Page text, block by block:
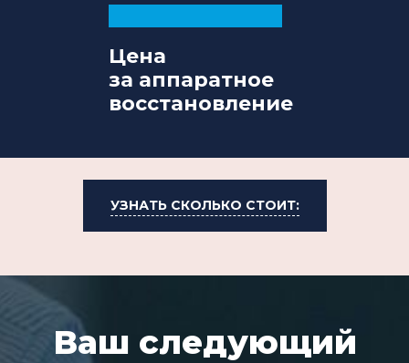
Цена
за аппаратное
восстановление
УЗНАТЬ СКОЛЬКО СТОИТ:
Ваш следующий